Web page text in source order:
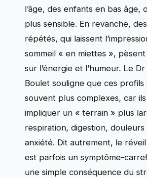
l’âge, des enfants en bas âge,
plus sensible. En revanche,
répétés, qui laissent
sommeil « en miettes »,
sur l’énergie et l’humeur. Le
Boulet souligne que ces profils
souvent plus complexes, car
impliquer un « terrain » plus
respiration, digestion, douleurs
anxiété. Dit autrement, le
est parfois un symptôme-
une simple conséquence du